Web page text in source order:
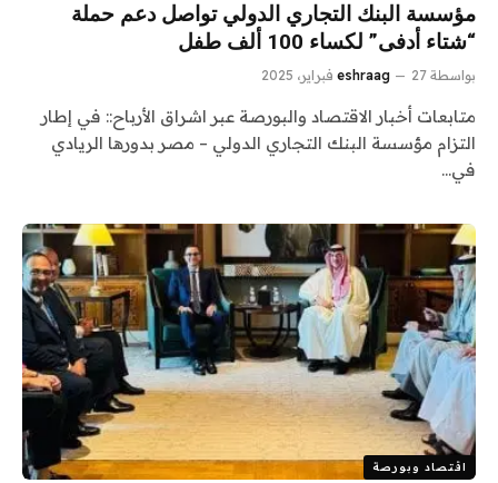
مؤسسة البنك التجاري الدولي تواصل دعم حملة
“شتاء أدفى” لكساء 100 ألف طفل
بواسطة eshraag 27 فبراير، 2025
متابعات أخبار الاقتصاد والبورصة عبر اشراق الأرباح:: في إطار
التزام مؤسسة البنك التجاري الدولي – مصر بدورها الريادي
في…
اقتصاد وبورصة